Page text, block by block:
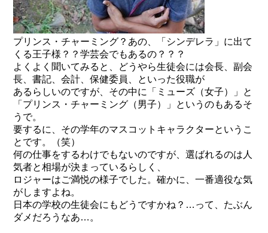
プリンス・チャーミング？あの、「シンデレラ」に出て
くる王子様？？学芸会でもあるの？？？
よくよく聞いてみると、どうやら生徒会には会長、副会
長、書記、会計、保健委員、といった役職が
あるらしいのですが、その中に「ミューズ（女子）」と
「プリンス・チャーミング（男子）」というのもあるそ
うで。
要するに、その学年のマスコットキャラクターというこ
とです。（笑）
何の仕事をするわけでもないのですが、選ばれるのは人
気者と相場が決まっているらしく、
ロジャーはご満悦の様子でした。確かに、一番適役な気
がしますよね。
日本の学校の生徒会にもどうですかね？…って、たぶん
ダメだろうなあ…。